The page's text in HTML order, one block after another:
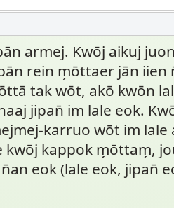
armej. Kwōj aikuj
rein m̗ōttaer jān iien
tak wōt, akō kwōn
jipan̄ im lale eok.
karruo wōt im
kwōj kappok m̗ōttam̗,
eok (lale eok, jipan̄